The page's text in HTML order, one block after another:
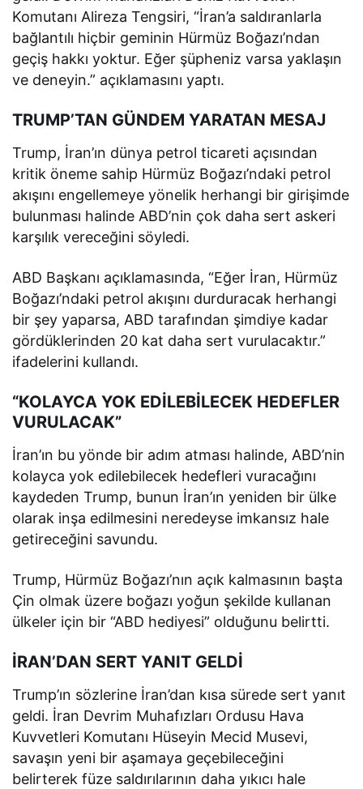
Komutanı Alireza Tengsiri, “İran’a saldıranlarla
bağlantılı hiçbir geminin Hürmüz Boğazı’ndan
geçiş hakkı yoktur. Eğer şüpheniz varsa yaklaşın
ve deneyin.” açıklamasını yaptı.
TRUMP’TAN GÜNDEM YARATAN MESAJ
Trump, İran’ın dünya petrol ticareti açısından
kritik öneme sahip Hürmüz Boğazı’ndaki petrol
akışını engellemeye yönelik herhangi bir girişimde
bulunması halinde ABD’nin çok daha sert askeri
karşılık vereceğini söyledi.
ABD Başkanı açıklamasında, “Eğer İran, Hürmüz
Boğazı’ndaki petrol akışını durduracak herhangi
bir şey yaparsa, ABD tarafından şimdiye kadar
gördüklerinden 20 kat daha sert vurulacaktır.”
ifadelerini kullandı.
“KOLAYCA YOK EDİLEBİLECEK HEDEFLER
VURULACAK”
İran’ın bu yönde bir adım atması halinde, ABD’nin
kolayca yok edilebilecek hedefleri vuracağını
kaydeden Trump, bunun İran’ın yeniden bir ülke
olarak inşa edilmesini neredeyse imkansız hale
getireceğini savundu.
Trump, Hürmüz Boğazı’nın açık kalmasının başta
Çin olmak üzere boğazı yoğun şekilde kullanan
ülkeler için bir “ABD hediyesi” olduğunu belirtti.
İRAN’DAN SERT YANIT GELDİ
Trump’ın sözlerine İran’dan kısa sürede sert yanıt
geldi. İran Devrim Muhafızları Ordusu Hava
Kuvvetleri Komutanı Hüseyin Mecid Musevi,
savaşın yeni bir aşamaya geçebileceğini
belirterek füze saldırılarının daha yıkıcı hale